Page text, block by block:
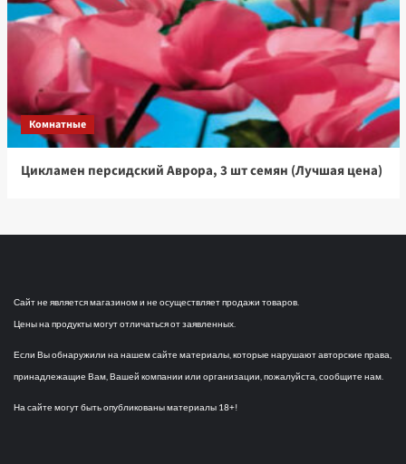
Комнатные
Цикламен персидский Аврора, 3 шт семян (Лучшая цена)
Сайт не является магазином и не осуществляет продажи товаров.
Цены на продукты могут отличаться от заявленных.
Если Вы обнаружили на нашем сайте материалы, которые нарушают авторские права,
принадлежащие Вам, Вашей компании или организации, пожалуйста, сообщите нам.
На сайте могут быть опубликованы материалы 18+!